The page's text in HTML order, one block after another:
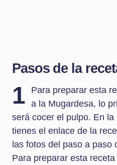
Pasos de la
1
Para preparar esta
a la Mugardesa, lo
será cocer el pulpo. En
tienes el enlace de la
las fotos del paso a paso
Para preparar esta